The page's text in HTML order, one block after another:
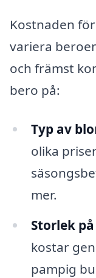
Kostnaden
variera
och främst
bero på:
Typ av
olika
mer.
Storlek
kostar
pampig